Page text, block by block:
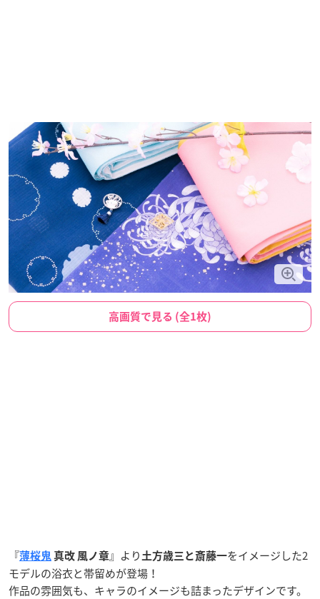
高画質で見る (全1枚)
『薄桜鬼 真改 風ノ章』より 土方歳三と斎藤一をイメージした2
モデルの浴衣と帯留めが登場！
作品の雰囲気も、キャラのイメージも詰まったデザインです。